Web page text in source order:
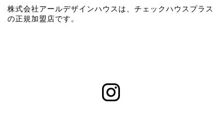
株式会社アールデザインハウスは、チェックハウスプラス
の正規加盟店です。